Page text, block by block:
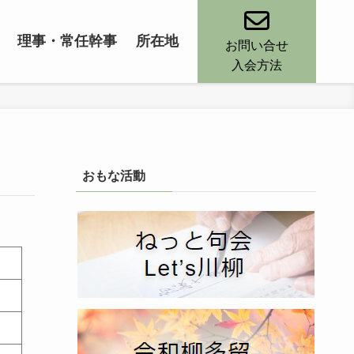
理事・常任幹事 所在地
お問い合せ
入会方法
おもな活動